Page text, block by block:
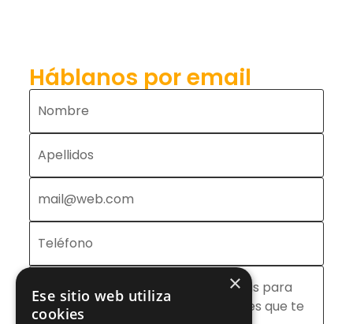
Háblanos por email
×
Ese sitio web utiliza
cookies